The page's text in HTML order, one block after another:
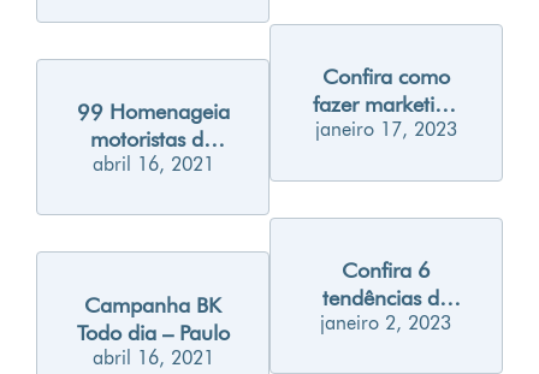
como ter sorte
em 2021
99 Homenageia
motoristas do
aplicativo
‘Street Art’
abril 16, 2021
Campanha BK
Todo dia – Paulo
abril 16, 2021
sociais
Confira como
fazer marketing
para Millennials
janeiro 17, 2023
Confira 6
tendências de
marketing para
janeiro 2, 2023